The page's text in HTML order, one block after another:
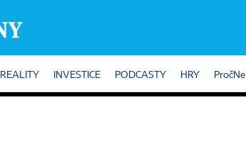
REALITY INVESTICE PODCASTY HRY PročNe